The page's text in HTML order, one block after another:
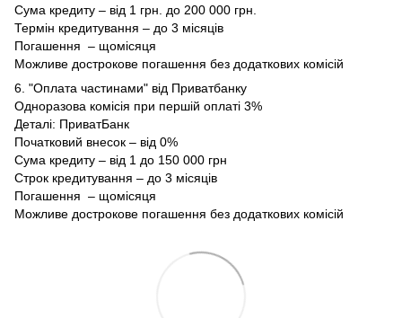
Сума кредиту – від 1 грн. до 200 000 грн.
Термін кредитування – до 3 місяців
Погашення – щомісяця
Можливе дострокове погашення без додаткових комісій
6. "Оплата частинами" від Приватбанку
Одноразова комісія при першій оплаті 3%
Деталі: ПриватБанк
Початковий внесок – від 0%
Сума кредиту – від 1 до 150 000 грн
Строк кредитування – до 3 місяців
Погашення – щомісяця
Можливе дострокове погашення без додаткових комісій